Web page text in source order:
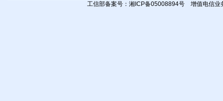
工信部备案号：湘ICP备05008894号 增值电信